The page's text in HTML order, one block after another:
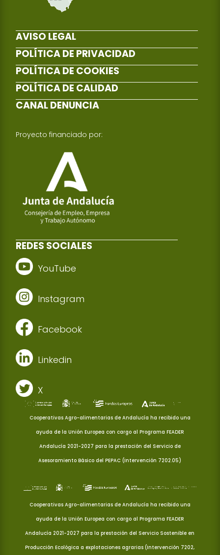
AVISO LEGAL
POLÍTICA DE PRIVACIDAD
POLÍTICA DE COOKIES
POLÍTICA DE CALIDAD
CANAL DENUNCIA
Proyecto financiado por:
REDES SOCIALES
YouTube
Instagram
Facebook
Linkedin
X
Cooperativas Agro-alimentarias de Andalucía ha recibido una
ayuda de la Unión Europea con cargo al Programa FEADER
Andalucía 2021-2027 para la prestación del Servicio de
Asesoramiento Básico del PEPAC (Intervención 7202.05)
Cooperativas Agro-alimentarias de Andalucía ha recibido una
ayuda de la Unión Europea con cargo al Programa FEADER
Andalucía 2021-2027 para la prestación del Servicio Sostenible en
Producción Ecológica a explotaciones agrarias (Intervención 7202,